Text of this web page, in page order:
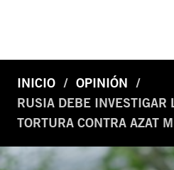
INICIO
OPINIÓN
RUSIA DEBE INVESTIGAR
TORTURA CONTRA AZAT